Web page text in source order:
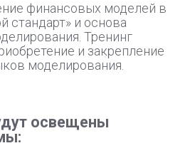
финансовых моделей в
стандарт» и основа
Тренинг
и закрепление
моделирования.
освещены